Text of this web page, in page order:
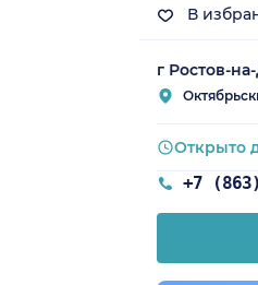
В
г Ростов-
Открыто